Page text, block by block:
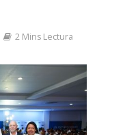
2 Mins Lectura